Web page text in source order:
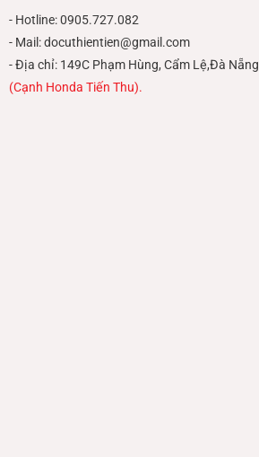
- Hotline: 0905.727.082
- Mail: docuthientien@gmail.com
- Địa chỉ: 149C Phạm Hùng, Cẩm Lệ,Đà Nẵng
(Cạnh Honda Tiến Thu).